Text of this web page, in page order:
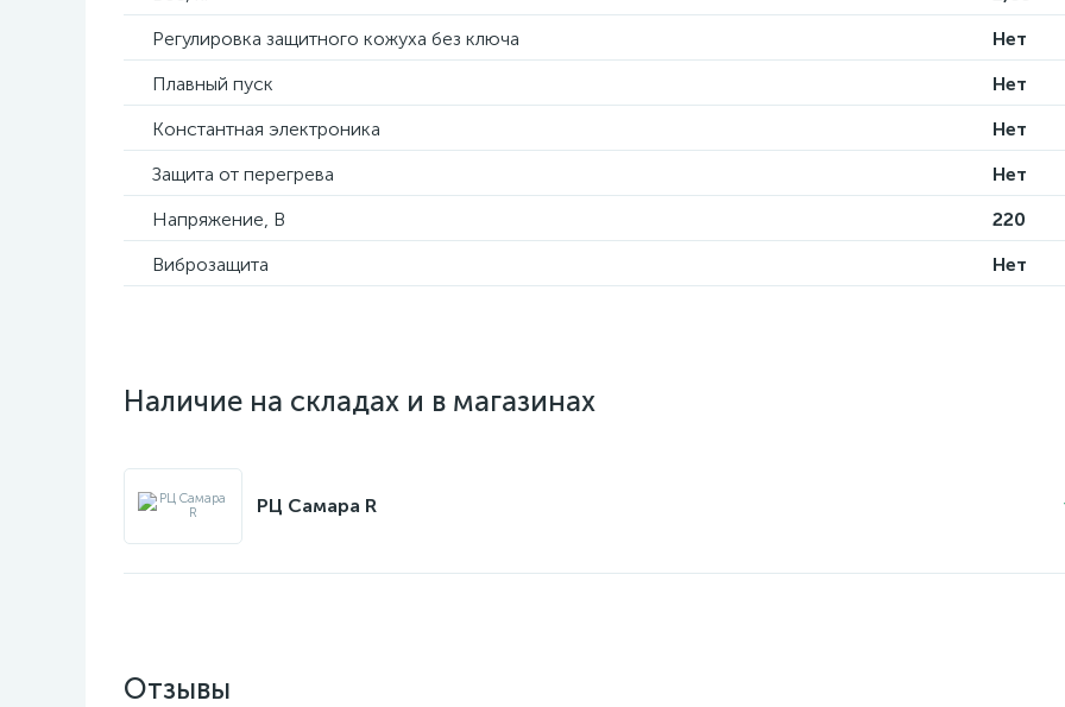
Регулировка защитного кожуха без ключа
Нет
Плавный пуск
Нет
Константная электроника
Нет
Защита от перегрева
Нет
Напряжение, В
220
Виброзащита
Нет
Наличие на складах и в магазинах
РЦ Самара R
Отзывы